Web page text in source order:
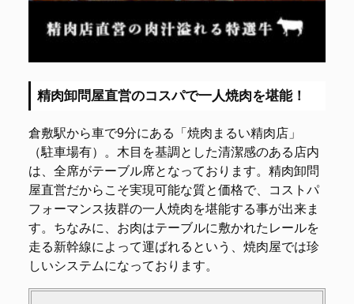
精肉卸問屋直営のコスパで一人焼肉を堪能！
倉敷駅から車で9分にある「焼肉まるい精肉店」
（駐車場有）。木目を基調とした清潔感のある店内
は、全席がテーブル席となっております。精肉卸問
屋直営だからこそ実現可能な質と価格で、コストパ
フォーマンス抜群の一人焼肉を堪能する事が出来ま
す。ちなみに、お肉はテーブルに敷かれたレールを
走る新幹線によって運ばれるという、焼肉屋では珍
しいシステムになっております。